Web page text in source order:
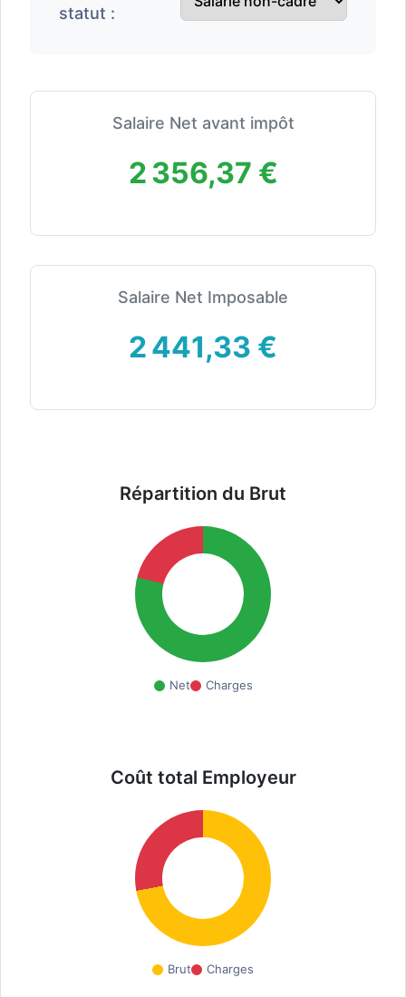
statut :
Salaire Net avant impôt
2 356,37 €
Salaire Net Imposable
2 441,33 €
Répartition du Brut
Net Charges
Coût total Employeur
Brut Charges